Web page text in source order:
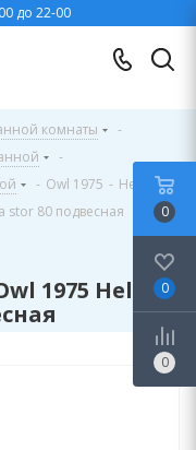
до 22-00
комнаты
-
-
- Owl 1975 - Hella
-
stor 80 подвесная
1975 Hella
0
0
0